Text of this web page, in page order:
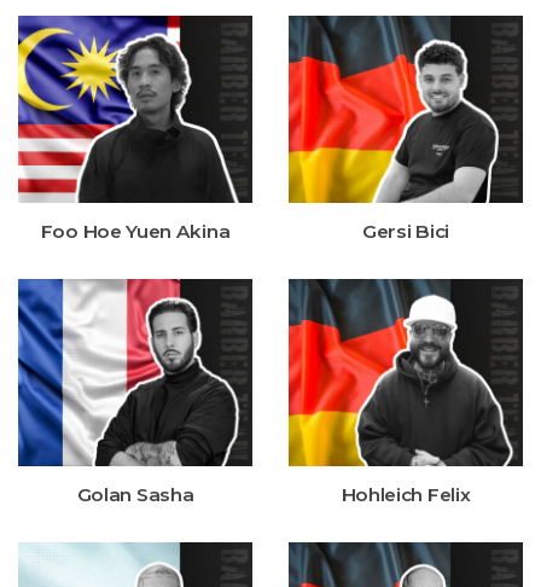
Foo Hoe Yuen Akina Gersi Bici
Golan Sasha Hohleich Felix